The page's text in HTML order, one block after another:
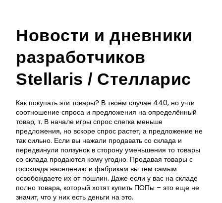
Новости и дневники
разработчиков
Stellaris / Стелларис
Как покупать эти товары? В твоём случае 440, но учти
соотношение спроса и предложения на определённый
товар, т. В начале игры спрос слегка меньше
предложения, но вскоре спрос растет, а предложение не
так сильно. Если вы нажали продавать со склада и
передвинули ползунок в сторону уменьшения то товары
со склада продаются кому угодно. Продавая товары с
госсклада населению и фабрикам вы тем самым
освобождаете их от пошлин. Даже если у вас на складе
полно товара, который хотят купить ПОПы – это еще не
значит, что у них есть деньги на это.